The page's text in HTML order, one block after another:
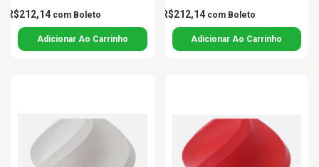
R$212,14 com Boleto R$212,14 com Boleto